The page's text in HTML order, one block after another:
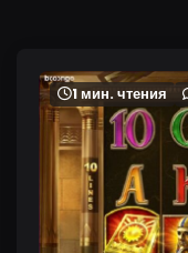
1 мин. чтения